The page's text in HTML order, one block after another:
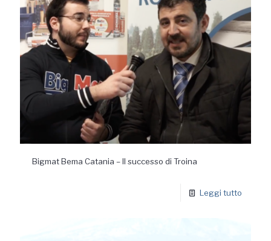
Bigmat Bema Catania – Il successo di Troina
Leggi tutto